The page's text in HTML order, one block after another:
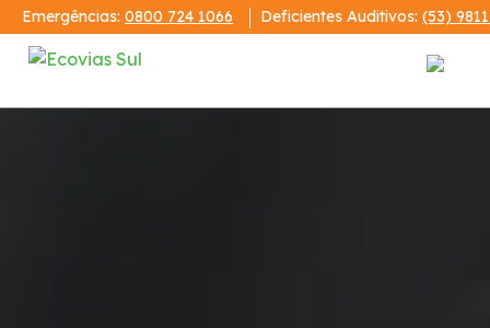
Emergências: 0800 724 1066 Deficientes Auditivos: (53)